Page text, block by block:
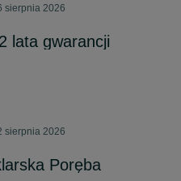
sierpnia 2026
lata gwarancji
sierpnia 2026
Poręba